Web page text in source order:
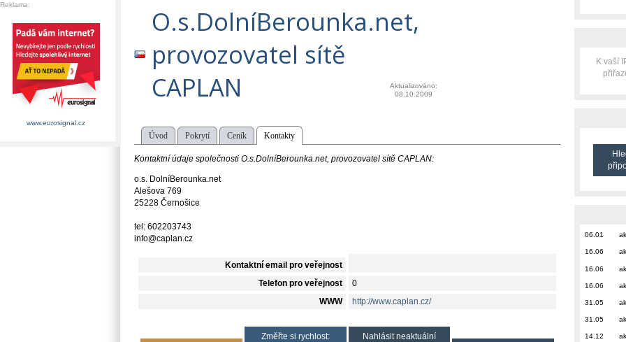
O.s.DolníBerounka.net,
provozovatel sítě
CAPLAN
Aktualizováno:
08.10.2009
Úvod Pokrytí Ceník Kontakty
Kontaktní údaje společnosti O.s.DolníBerounka.net, provozovatel sítě CAPLAN:
o.s. DolníBerounka.net
Alešova 769
25228 Černošice
tel: 602203743
info@caplan.cz
Kontaktní email pro veřejnost
Telefon pro veřejnost 0
WWW http://www.caplan.cz/
Změřte si rychlost:
Nahlásit neaktuální
K vaší
06.01
16.06
16.06
16.06
31.05
31.05
14.12
Reklama:
www.eurosignal.cz